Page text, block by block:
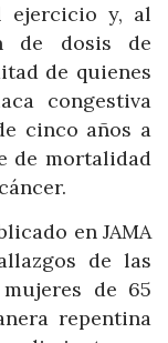
ejercicio y, al
de dosis de
de quienes
congestiva
cinco años a
de mortalidad
en JAMA
de las
de 65
repentina